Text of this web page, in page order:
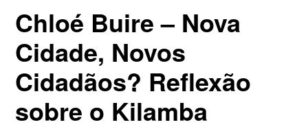
Chloé Buire – Nova
Cidade, Novos
Cidadãos? Reflexão
sobre o Kilamba